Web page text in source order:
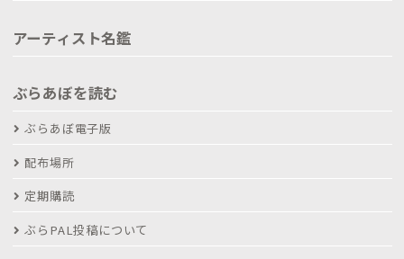
アーティスト名鑑
ぶらあぼを読む
ぶらあぼ電子版
配布場所
定期購読
ぶらPAL投稿について